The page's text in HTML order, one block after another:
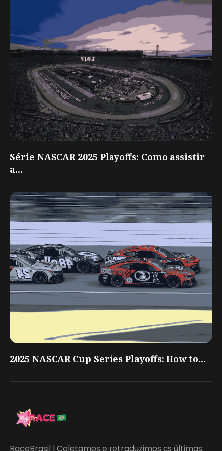
Série NASCAR 2025 Playoffs: Como assistir
a...
2025 NASCAR Cup Series Playoffs: How to...
RaceBrasil | Coletamos e retraduzimos as últimas